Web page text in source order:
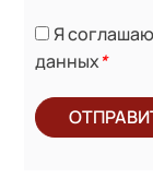
Я
данных*